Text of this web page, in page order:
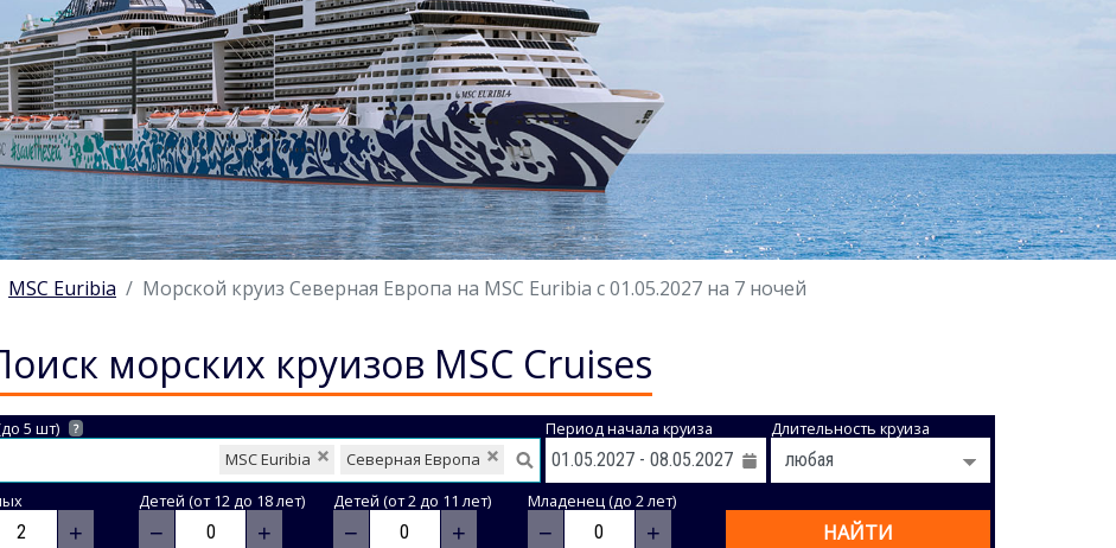
MSC Euribia Морской круиз Северная Европа на MSC Euribia с 01.05.2027 на 7 ночей
морских круизов MSC Cruises
5 шт) ?
Северная Европа
MSC Euribia
Период начала круиза Длительность круиза
+
Детей (от 12 до 18 лет)
− +
Детей (от 2 до 11 лет)
− +
Младенец (до 2 лет)
− + НАЙТИ